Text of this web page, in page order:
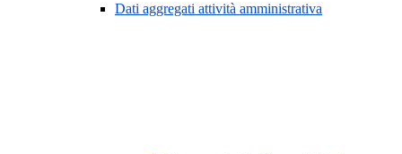
Dati aggregati attività amministrativa